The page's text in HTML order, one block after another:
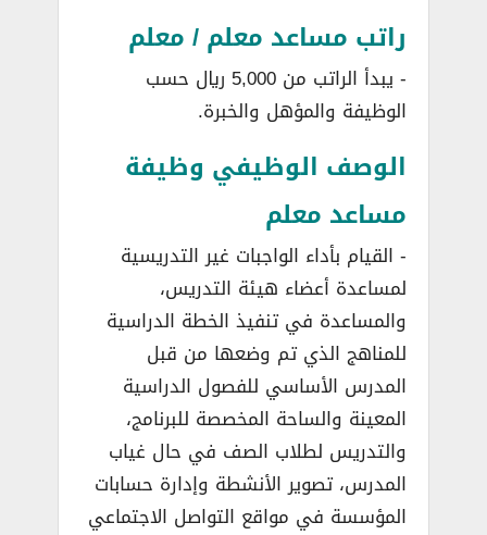
راتب مساعد معلم / معلم
­- يبدأ الراتب من 5,000 ريال حسب
الوظيفة والمؤهل والخبرة.
الوصف الوظيفي وظيفة
مساعد معلم
­- القيام بأداء الواجبات غير التدريسية
لمساعدة أعضاء هيئة التدريس،
والمساعدة في تنفيذ الخطة الدراسية
للمناهج الذي تم وضعها من قبل
المدرس الأساسي للفصول الدراسية
المعينة والساحة المخصصة للبرنامج،
والتدريس لطلاب الصف في حال غياب
المدرس، تصوير الأنشطة وإدارة حسابات
المؤسسة في مواقع التواصل الاجتماعي